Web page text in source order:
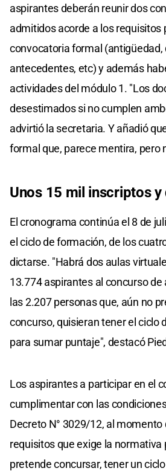
aspirantes deberán reunir dos
admitidos acorde a los requisitos
convocatoria formal (antigüedad,
antecedentes, etc) y además
actividades del módulo 1. "Los
desestimados si no cumplen
advirtió la secretaria. Y añadió
formal que, parece mentira, pero
Unos 15 mil inscriptos y
El cronograma continúa el 8 de
el ciclo de formación, de los
dictarse. "Habrá dos aulas
13.774 aspirantes al concurso de
las 2.207 personas que, aún no
concurso, quisieran tener el ciclo
para sumar puntaje", destacó
Los aspirantes a participar en el
cumplimentar con las
Decreto N° 3029/12, al momento
requisitos que exige la normativa
pretende concursar, tener un